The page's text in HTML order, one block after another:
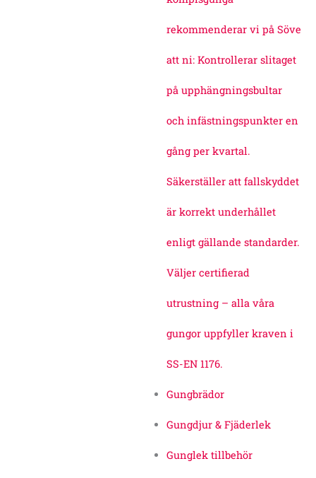
rekommenderar vi på Söve
att ni: Kontrollerar slitaget
på upphängningsbultar
och infästningspunkter en
gång per kvartal.
Säkerställer att fallskyddet
är korrekt underhållet
enligt gällande standarder.
Väljer certifierad
utrustning – alla våra
gungor uppfyller kraven i
SS-EN 1176.
Gungbrädor
Gungdjur & Fjäderlek
Gunglek tillbehör